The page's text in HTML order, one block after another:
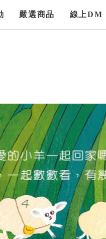
嚴選商品 線上DM